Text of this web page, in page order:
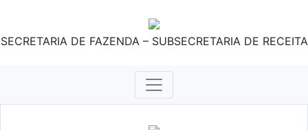
SECRETARIA DE FAZENDA – SUBSECRETARIA DE RECEITA